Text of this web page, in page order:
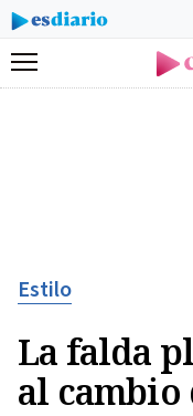
Menú
Estilo
La falda
al cambio